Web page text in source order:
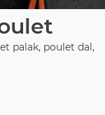
palak, poulet dal,